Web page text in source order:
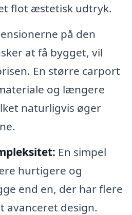
flot æstetisk udtryk.
på den
at få bygget, vil
En større carport
og længere
naturligvis øger
En simpel
hurtigere og
end en, der har flere
avanceret design.